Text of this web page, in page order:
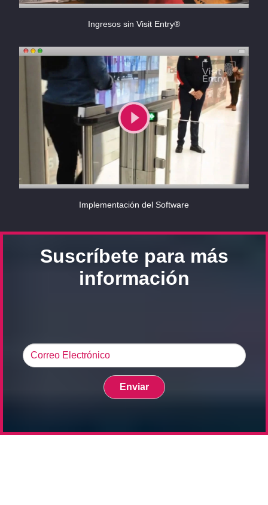
Ingresos sin Visit Entry®
Implementación del Software
Suscríbete para más
información